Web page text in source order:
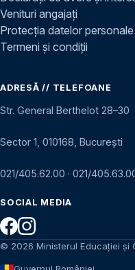
Venituri angajați
Protecția datelor personale
Termeni și condiții
ADRESĂ // TELEFOANE
Str. General Berthelot 28–30
Sector 1, 010168, București
021/405.62.00 · 021/
SOCIAL MEDIA
© 2026 Ministerul Educației și